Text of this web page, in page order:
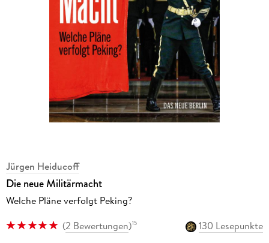
Jürgen Heiducoff
Die neue Militärmacht
Welche Pläne verfolgt Peking?
(2 Bewertungen)15
130 Lesepunkte